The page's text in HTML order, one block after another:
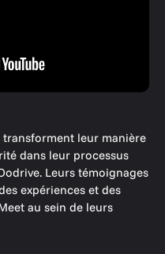
leur manière
dans leur processus
Leurs témoignages
expériences et des
au sein de leurs